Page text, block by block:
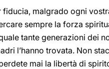
fiducia, malgrado ogni
sempre la forza
tante generazioni dei
l’hanno trovata. Non
mai la libertà di